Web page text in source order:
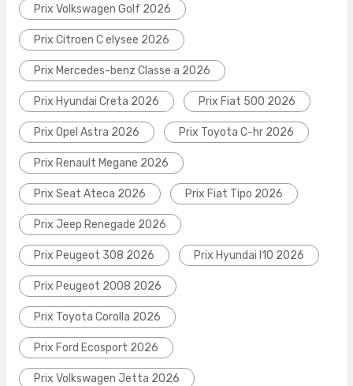
Prix Volkswagen Golf 2026
Prix Citroen C elysee 2026
Prix Mercedes-benz Classe a 2026
Prix Hyundai Creta 2026 Prix Fiat 500 2026
Prix Opel Astra 2026 Prix Toyota C-hr 2026
Prix Renault Megane 2026
Prix Seat Ateca 2026 Prix Fiat Tipo 2026
Prix Jeep Renegade 2026
Prix Peugeot 308 2026 Prix Hyundai I10 2026
Prix Peugeot 2008 2026
Prix Toyota Corolla 2026
Prix Ford Ecosport 2026
Prix Volkswagen Jetta 2026